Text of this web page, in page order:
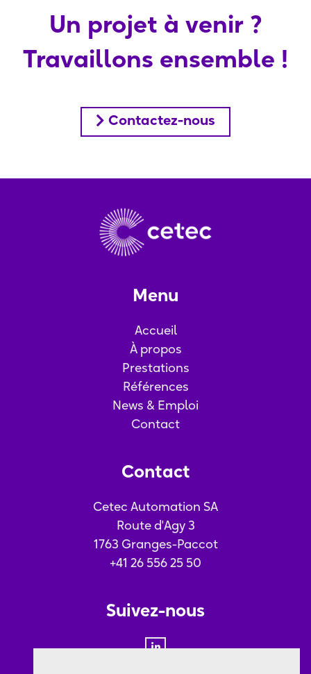
Un projet à venir ?
Travaillons ensemble !
Contactez-nous
Menu
Accueil
À propos
Prestations
Références
News & Emploi
Contact
Contact
Cetec Automation SA
Route d'Agy 3
1763 Granges-Paccot
+41 26 556 25 50
Suivez-nous